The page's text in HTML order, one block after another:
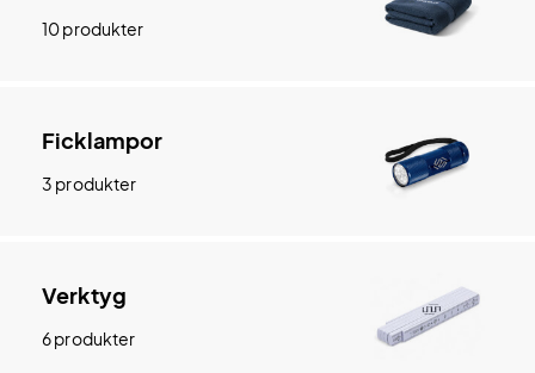
10 produkter
Ficklampor
3 produkter
Verktyg
6 produkter